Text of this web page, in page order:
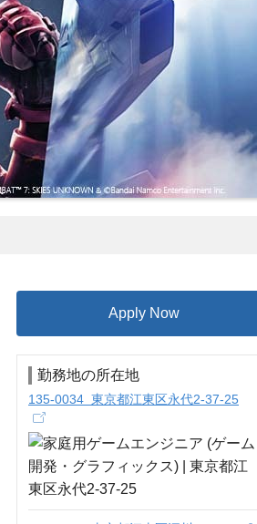
Apply Now
勤務地の所在地
135-0034 東京都江東区永代2-37-25